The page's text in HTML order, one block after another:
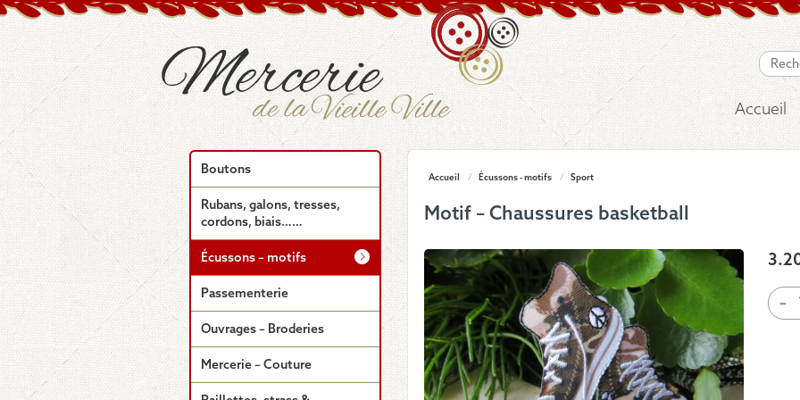
Accueil
Accueil / Écussons - motifs / Sport
Motif – Chaussures basketball
-
de
Boutons
Rubans, galons, tresses,
cordons, biais……
Écussons – motifs
Passementerie
Ouvrages – Broderies
Mercerie – Couture